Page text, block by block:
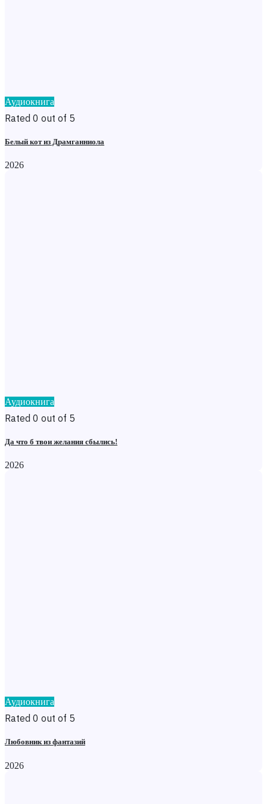
Аудиокнига
Rated 0 out of 5
Белый кот из Драмганниола
2026
Аудиокнига
Rated 0 out of 5
Да что б твои желания сбылись!
2026
Аудиокнига
Rated 0 out of 5
Любовник из фантазий
2026